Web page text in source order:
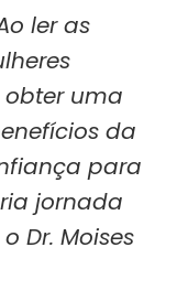
ler as
obter uma
da
para
jornada
Dr. Moises